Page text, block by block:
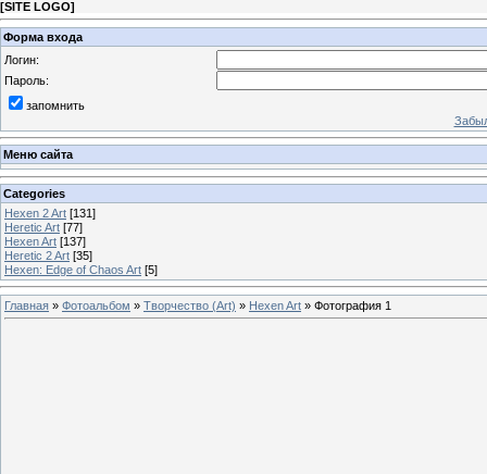
[SITE LOGO]
Форма входа
Логин:
Пароль:
запомнить
Меню сайта
Categories
Hexen 2 Art [131]
Heretic Art [77]
Hexen Art [137]
Heretic 2 Art [35]
Hexen: Edge of Chaos Art [5]
Главная » Фотоальбом » Творчество (Art) » Hexen Art » Фотография 1